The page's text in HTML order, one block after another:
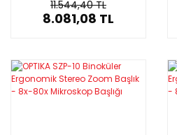
11.544,40 TL
8.081,08 TL